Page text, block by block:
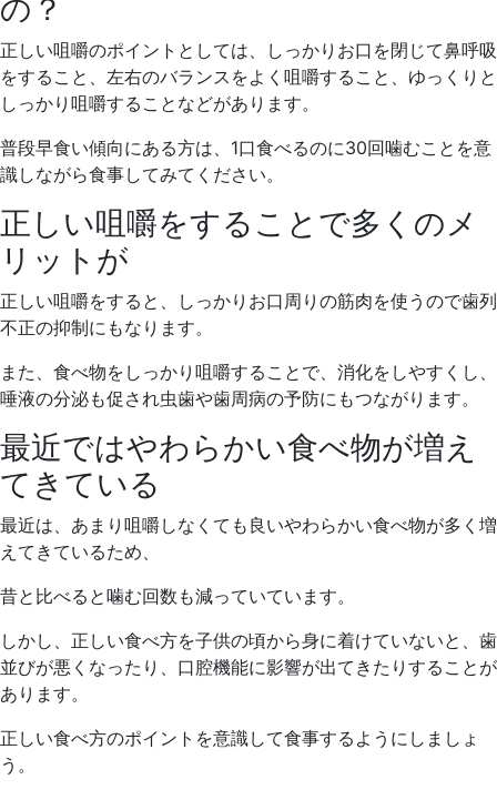
の？
正しい咀嚼のポイントとしては、しっかりお口を閉じて鼻呼吸
をすること、左右のバランスをよく咀嚼すること、ゆっくりと
しっかり咀嚼することなどがあります。
普段早食い傾向にある方は、1口食べるのに30回噛むことを意
識しながら食事してみてください。
正しい咀嚼をすることで多くのメ
リットが
正しい咀嚼をすると、しっかりお口周りの筋肉を使うので歯列
不正の抑制にもなります。
また、食べ物をしっかり咀嚼することで、消化をしやすくし、
唾液の分泌も促され虫歯や歯周病の予防にもつながります。
最近ではやわらかい食べ物が増え
てきている
最近は、あまり咀嚼しなくても良いやわらかい食べ物が多く増
えてきているため、
昔と比べると噛む回数も減っていています。
しかし、正しい食べ方を子供の頃から身に着けていないと、歯
並びが悪くなったり、口腔機能に影響が出てきたりすることが
あります。
正しい食べ方のポイントを意識して食事するようにしましょ
う。